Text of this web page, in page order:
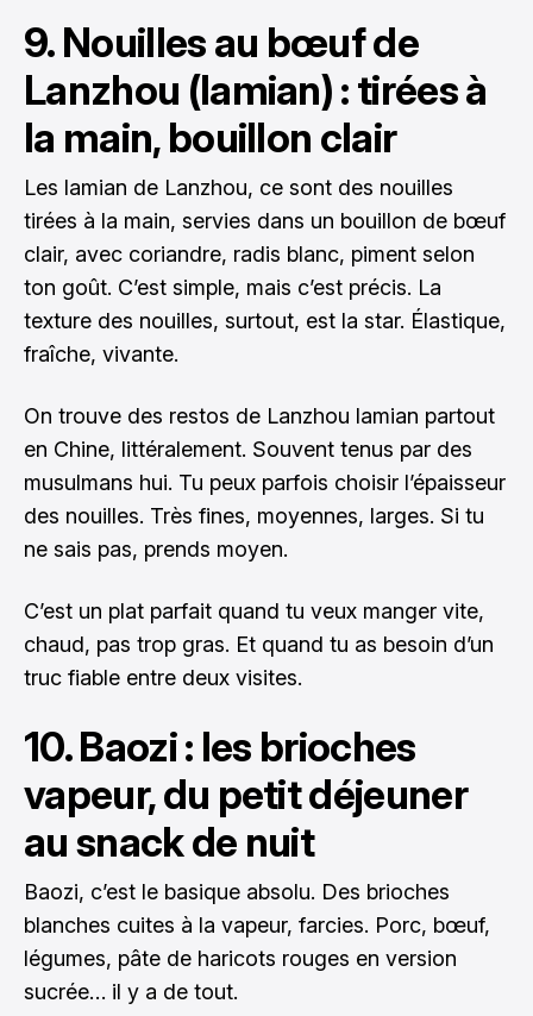
9. Nouilles au bœuf de
Lanzhou (lamian) : tirées à
la main, bouillon clair
Les lamian de Lanzhou, ce sont des nouilles
tirées à la main, servies dans un bouillon de bœuf
clair, avec coriandre, radis blanc, piment selon
ton goût. C’est simple, mais c’est précis. La
texture des nouilles, surtout, est la star. Élastique,
fraîche, vivante.
On trouve des restos de Lanzhou lamian partout
en Chine, littéralement. Souvent tenus par des
musulmans hui. Tu peux parfois choisir l’épaisseur
des nouilles. Très fines, moyennes, larges. Si tu
ne sais pas, prends moyen.
C’est un plat parfait quand tu veux manger vite,
chaud, pas trop gras. Et quand tu as besoin d’un
truc fiable entre deux visites.
10. Baozi : les brioches
vapeur, du petit déjeuner
au snack de nuit
Baozi, c’est le basique absolu. Des brioches
blanches cuites à la vapeur, farcies. Porc, bœuf,
légumes, pâte de haricots rouges en version
sucrée… il y a de tout.